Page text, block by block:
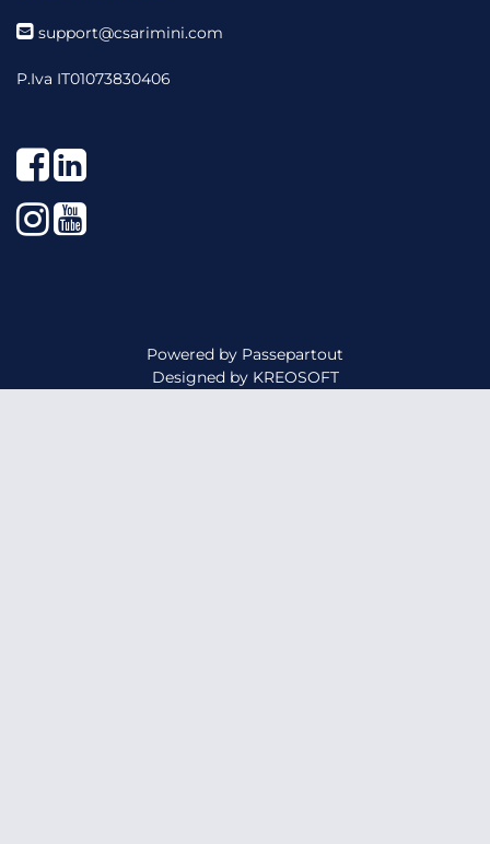
support@csarimini.com
P.Iva IT01073830406
Facebook
LinkedIn
Instagram
YouTube
Powered by Passepartout
Designed by KREOSOFT